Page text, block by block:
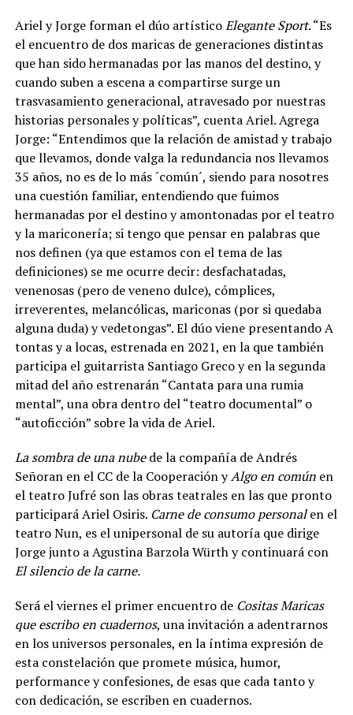
Ariel y Jorge forman el dúo artísticoElegante Sport. “Es
el encuentro de dos maricas de generaciones distintas
que han sido hermanadas por las manos del destino, y
cuando suben a escena a compartirse surge un
trasvasamiento generacional, atravesado por nuestras
historias personales y políticas”, cuenta Ariel. Agrega
Jorge: “Entendimos que la relación de amistad y trabajo
que llevamos, donde valga la redundancia nos llevamos
35 años, no es de lo más ´común´, siendo para nosotres
una cuestión familiar, entendiendo que fuimos
hermanadas por el destino y amontonadas por el teatro
y la mariconería; si tengo que pensar en palabras que
nos definen (ya que estamos con el tema de las
definiciones) se me ocurre decir: desfachatadas,
venenosas (pero de veneno dulce), cómplices,
irreverentes, melancólicas, mariconas (por si quedaba
alguna duda) y vedetongas”. El dúo viene presentando A
tontas y a locas, estrenada en 2021, en la que también
participa el guitarrista Santiago Greco y en la segunda
mitad del año estrenarán “Cantata para una rumia
mental”, una obra dentro del “teatro documental” o
“autoficción” sobre la vida de Ariel.
La sombra de una nubede la compañía de Andrés
Señoran en el CC de la Cooperación yAlgo en comúnen
el teatro Jufré son las obras teatrales en las que pronto
participará Ariel Osiris. Carne de consumo personalen el
teatro Nun, es el unipersonal de su autoría que dirige
Jorge junto a Agustina Barzola Würth y continuará con
El silencio de la carne.
Será el viernes el primer encuentro de Cositas Maricas
que escribo en cuadernos, una invitación a adentrarnos
en los universos personales, en la íntima expresión de
esta constelación que promete música, humor,
performance y confesiones, de esas que cada tanto y
con dedicación, se escriben en cuadernos.